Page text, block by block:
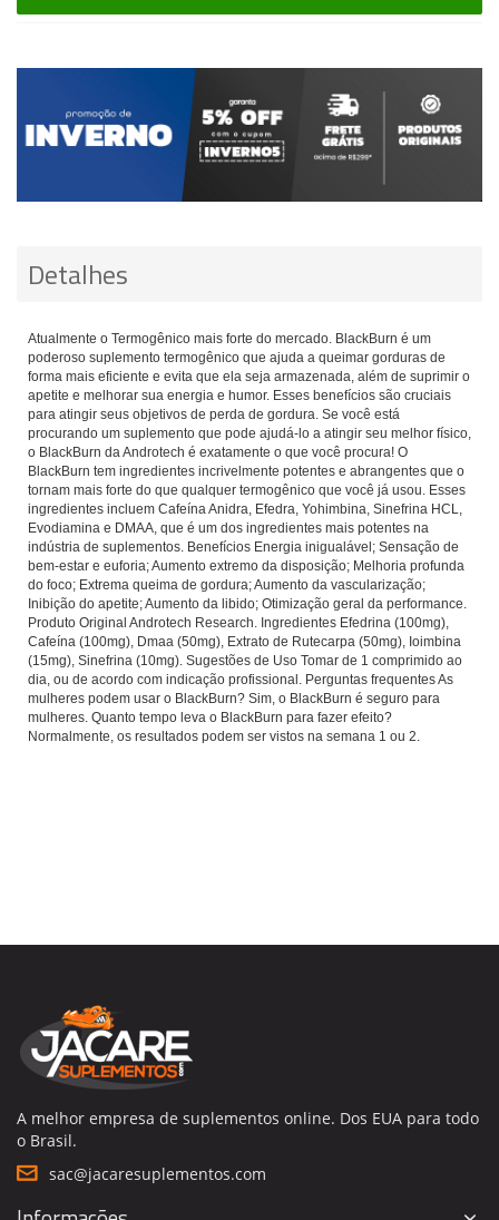
Detalhes
Atualmente o Termogênico mais forte do mercado. BlackBurn é um
poderoso suplemento termogênico que ajuda a queimar gorduras de
forma mais eficiente e evita que ela seja armazenada, além de suprimir o
apetite e melhorar sua energia e humor. Esses benefícios são cruciais
para atingir seus objetivos de perda de gordura. Se você está
procurando um suplemento que pode ajudá-lo a atingir seu melhor físico,
o BlackBurn da Androtech é exatamente o que você procura! O
BlackBurn tem ingredientes incrivelmente potentes e abrangentes que o
tornam mais forte do que qualquer termogênico que você já usou. Esses
ingredientes incluem Cafeína Anidra, Efedra, Yohimbina, Sinefrina HCL,
Evodiamina e DMAA, que é um dos ingredientes mais potentes na
indústria de suplementos. Benefícios Energia inigualável; Sensação de
bem-estar e euforia; Aumento extremo da disposição; Melhoria profunda
do foco; Extrema queima de gordura; Aumento da vascularização;
Inibição do apetite; Aumento da libido; Otimização geral da performance.
Produto Original Androtech Research. Ingredientes Efedrina (100mg),
Cafeína (100mg), Dmaa (50mg), Extrato de Rutecarpa (50mg), Ioimbina
(15mg), Sinefrina (10mg). Sugestões de Uso Tomar de 1 comprimido ao
dia, ou de acordo com indicação profissional. Perguntas frequentes As
mulheres podem usar o BlackBurn? Sim, o BlackBurn é seguro para
mulheres. Quanto tempo leva o BlackBurn para fazer efeito?
Normalmente, os resultados podem ser vistos na semana 1 ou 2.
A melhor empresa de suplementos online. Dos EUA para todo
o Brasil.
sac@jacaresuplementos.com